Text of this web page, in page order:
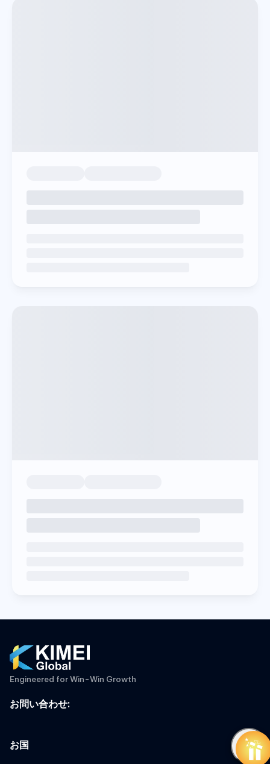
Engineered for Win-Win Growth
お問い合わせ:
お国